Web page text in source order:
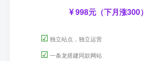
998元（下月涨300）
☑ 独立站点，独立运营
☑ 一条龙搭建同款网站